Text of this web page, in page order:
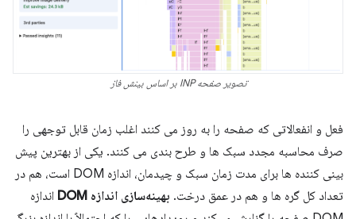
تصویر صفحه INP بر اساس بینش فاز
فعل و انفعالاتی که صفحه را به روز می کنند اغلب زمان قابل توجهی را
صرف محاسبه مجدد سبک ها و طرح بندی می کنند. یکی از بهترین پیش
بینی کننده ها برای مدت زمان سبک و چیدمان، اندازه DOM است، هم در
تعداد کل گره ها و هم در عمق درخت. بهینه‌سازی اندازه DOM
اندازه